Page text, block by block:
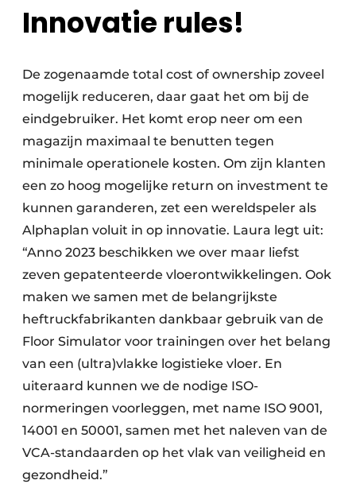
Innovatie rules!
De zogenaamde total cost of ownership zoveel
mogelijk reduceren, daar gaat het om bij de
eindgebruiker. Het komt erop neer om een
magazijn maximaal te benutten tegen
minimale operationele kosten. Om zijn klanten
een zo hoog mogelijke return on investment te
kunnen garanderen, zet een wereldspeler als
Alphaplan voluit in op innovatie. Laura legt uit:
“Anno 2023 beschikken we over maar liefst
zeven gepatenteerde vloerontwikkelingen. Ook
maken we samen met de belangrijkste
heftruckfabrikanten dankbaar gebruik van de
Floor Simulator voor trainingen over het belang
van een (ultra)vlakke logistieke vloer. En
uiteraard kunnen we de nodige ISO-
normeringen voorleggen, met name ISO 9001,
14001 en 50001, samen met het naleven van de
VCA-standaarden op het vlak van veiligheid en
gezondheid.”